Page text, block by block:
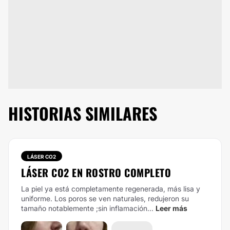
HISTORIAS SIMILARES
LÁSER CO2
LÁSER CO2 EN ROSTRO COMPLETO
La piel ya está completamente regenerada, más lisa y
uniforme. Los poros se ven naturales, redujeron su
tamaño notablemente ;sin inflamación... Leer más